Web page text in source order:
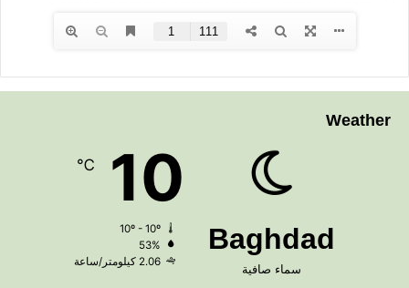
Weather
Baghdad
سماء صافية
10
℃
53%
2.06 كيلومتر/ساعة